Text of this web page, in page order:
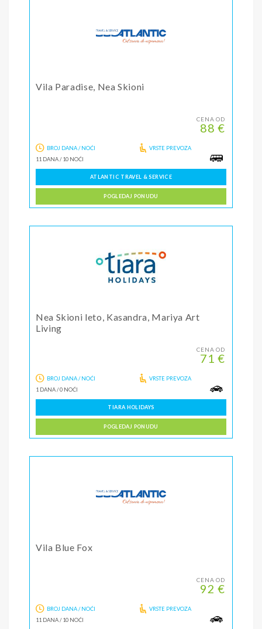
Vila Paradise, Nea Skioni
CENA OD
88 €
BROJ DANA / NOĆI
11 DANA/10 NOĆI
VRSTE PREVOZA
ATLANTIC TRAVEL & SERVICE
POGLEDAJ PONUDU
Nea Skioni leto, Kasandra, Mariya Art
Living
CENA OD
71 €
BROJ DANA / NOĆI
1 DANA/0 NOĆI
VRSTE PREVOZA
TIARA HOLIDAYS
POGLEDAJ PONUDU
Vila Blue Fox
CENA OD
92 €
BROJ DANA / NOĆI
11 DANA/10 NOĆI
VRSTE PREVOZA